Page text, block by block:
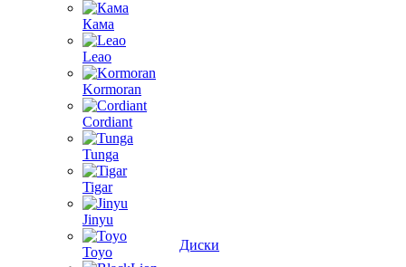
Кама
Leao
Kormoran
Cordiant
Tunga
Tigar
Jinyu
Toyo
Диски